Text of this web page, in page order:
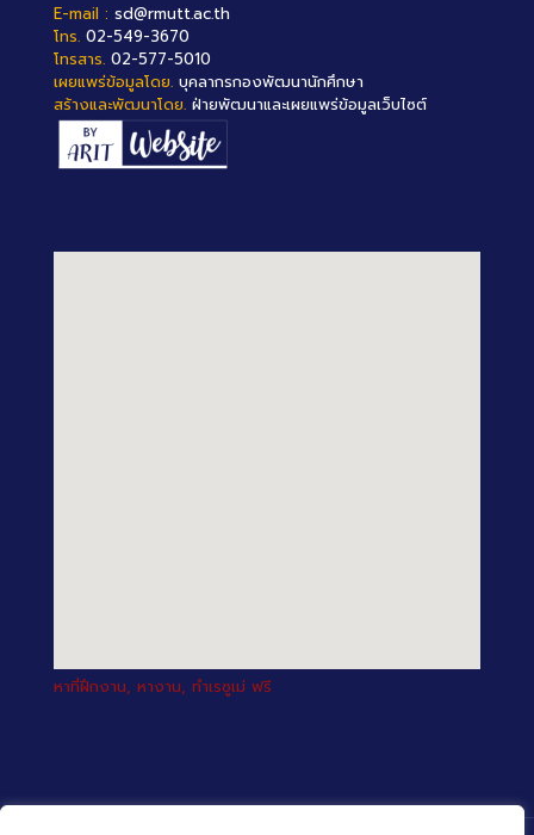
E-mail : sd@rmutt.ac.th
โทร. 02-549-3670
โทรสาร. 02-577-5010
เผยแพร่ข้อมูลโดย. บุคลากรกองพัฒนานักศึกษา
สร้างและพัฒนาโดย. ฝ่ายพัฒนาและเผยแพร่ข้อมูลเว็บไซต์
หาที่ฝึกงาน, หางาน, ทำเรซูเม่ ฟรี